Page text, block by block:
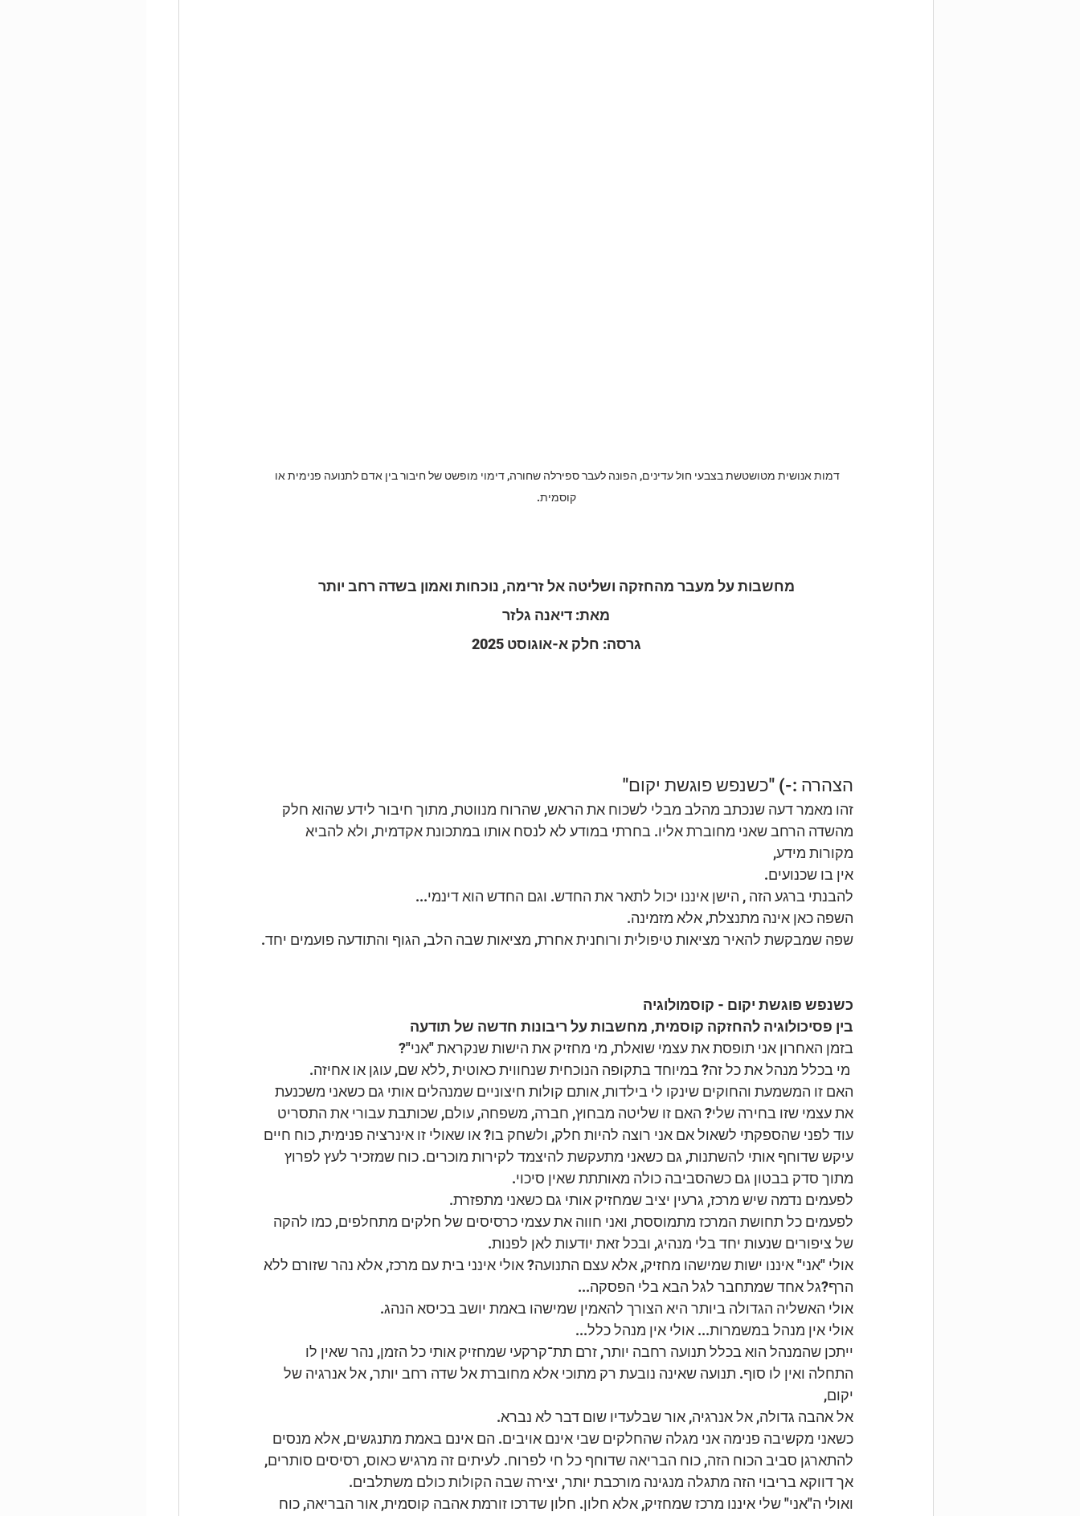
דמות אנושית מטושטשת בצבעי חול עדינים, הפונה לעבר ספירלה שחורה, דימוי מופשט של חיבור בין אדם לתנועה פנימית או
קוסמית.
מחשבות על מעבר מהחזקה ושליטה אל זרימה, נוכחות ואמון בשדה רחב יותר
מאת: דיאנה גלזר
גרסה: חלק א-אוגוסט 2025
הצהרה :-) "כשנפש פוגשת יקום"
זהו מאמר דעה שנכתב מהלב מבלי לשכוח את הראש, שהרוח מנווטת, מתוך חיבור לידע שהוא חלק
מהשדה הרחב שאני מחוברת אליו. בחרתי במודע לא לנסח אותו במתכונת אקדמית, ולא להביא
מקורות מידע,
אין בו שכנועים.
להבנתי ברגע הזה , הישן איננו יכול לתאר את החדש. וגם החדש הוא דינמי...
השפה כאן אינה מתנצלת, אלא מזמינה.
שפה שמבקשת להאיר מציאות טיפולית ורוחנית אחרת, מציאות שבה הלב, הגוף והתודעה פועמים יחד.
כשנפש פוגשת יקום - קוסמולוגיה
בין פסיכולוגיה להחזקה קוסמית, מחשבות על ריבונות חדשה של תודעה
בזמן האחרון אני תופסת את עצמי שואלת, מי מחזיק את הישות שנקראת "אני"?
האם זו המשמעת והחוקים שינקו לי בילדות, אותם קולות חיצוניים שמנהלים אותי גם כשאני משכנעת
את עצמי שזו בחירה שלי? האם זו שליטה מבחוץ, חברה, משפחה, עולם, שכותבת עבורי את התסריט
עוד לפני שהספקתי לשאול אם אני רוצה להיות חלק, ולשחק בו? או שאולי זו אינרציה פנימית, כוח חיים
עיקש שדוחף אותי להשתנות, גם כשאני מתעקשת להיצמד לקירות מוכרים. כוח שמזכיר לעץ לפרוץ
מתוך סדק בבטון גם כשהסביבה כולה מאותתת שאין סיכוי.
לפעמים נדמה שיש מרכז, גרעין יציב שמחזיק אותי גם כשאני מתפזרת.
לפעמים כל תחושת המרכז מתמוססת, ואני חווה את עצמי כרסיסים של חלקים מתחלפים, כמו להקה
של ציפורים שנעות יחד בלי מנהיג, ובכל זאת יודעות לאן לפנות.
אולי "אני" איננו ישות שמישהו מחזיק, אלא עצם התנועה? אולי אינני בית עם מרכז, אלא נהר שזורם ללא
הרף?גל אחד שמתחבר לגל הבא בלי הפסקה...
אולי האשליה הגדולה ביותר היא הצורך להאמין שמישהו באמת יושב בכיסא הנהג.
אולי אין מנהל במשמרות... אולי אין מנהל כלל...
ייתכן שהמנהל הוא בכלל תנועה רחבה יותר, זרם תת־קרקעי שמחזיק אותי כל הזמן, נהר שאין לו
התחלה ואין לו סוף. תנועה שאינה נובעת רק מתוכי אלא מחוברת אל שדה רחב יותר, אל אנרגיה של
יקום,
אל אהבה גדולה, אל אנרגיה, אור שבלעדיו שום דבר לא נברא.
כשאני מקשיבה פנימה אני מגלה שהחלקים שבי אינם אויבים. הם אינם באמת מתנגשים, אלא מנסים
להתארגן סביב הכוח הזה, כוח הבריאה שדוחף כל חי לפרוח. לעיתים זה מרגיש כאוס, רסיסים סותרים,
אך דווקא בריבוי הזה מתגלה מנגינה מורכבת יותר, יצירה שבה הקולות כולם משתלבים.
ואולי ה"אני" שלי איננו מרכז שמחזיק, אלא חלון. חלון שדרכו זורמת אהבה קוסמית, אור הבריאה, כוח